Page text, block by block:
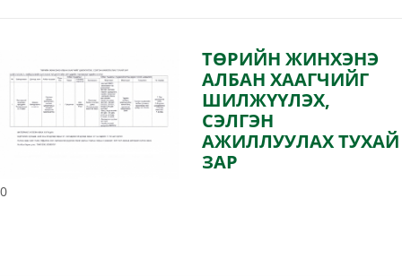
ТӨРИЙН ЖИНХЭНЭ
АЛБАН ХААГЧИЙГ
ШИЛЖҮҮЛЭХ,
СЭЛГЭН
АЖИЛЛУУЛАХ ТУХАЙ
ЗАР
0